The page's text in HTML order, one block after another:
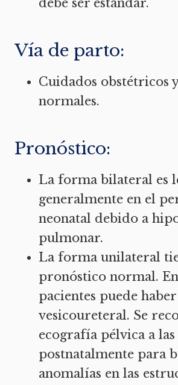
debe ser estándar.
Vía de parto:
Cuidados obstétricos
normales.
Pronóstico:
La forma bilateral es
generalmente en el
neonatal debido a
pulmonar.
La forma unilateral
pronóstico normal.
pacientes puede
vesicoureteral. Se
ecografía pélvica a las
postnatalmente para
anomalías en las